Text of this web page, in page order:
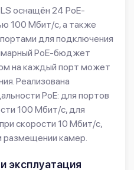
оснащён 24 PoE-
100 Мбит/с, а также
для подключения
PoE-бюджет
на каждый порт может
Реализована
PoE: для портов
100 Мбит/с, для
скорости 10 Мбит/с,
размещении камер.
эксплуатация